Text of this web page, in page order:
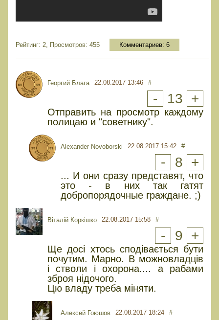
Рейтинг: 2, Просмотров: 455 Комментариев: 6
Георгий Блага 22.08.2017 13:46 #
- 13 +
Отправить на просмотр каждому
полицаю и "советнику".
Alexander Novoborski 22.08.2017 15:42 #
- 8 +
... И они сразу представят, что
это - в них так гатят
добропорядочные граждане. ;)
Віталій Коркішко 22.08.2017 15:58 #
- 9 +
Ще досі хтось сподівається бути
почутим. Марно. В можновладців
і стволи і охорона.... а рабами
зброя нідочого.
Цю владу треба міняти.
Алексей Гоюшов 22.08.2017 18:24 #